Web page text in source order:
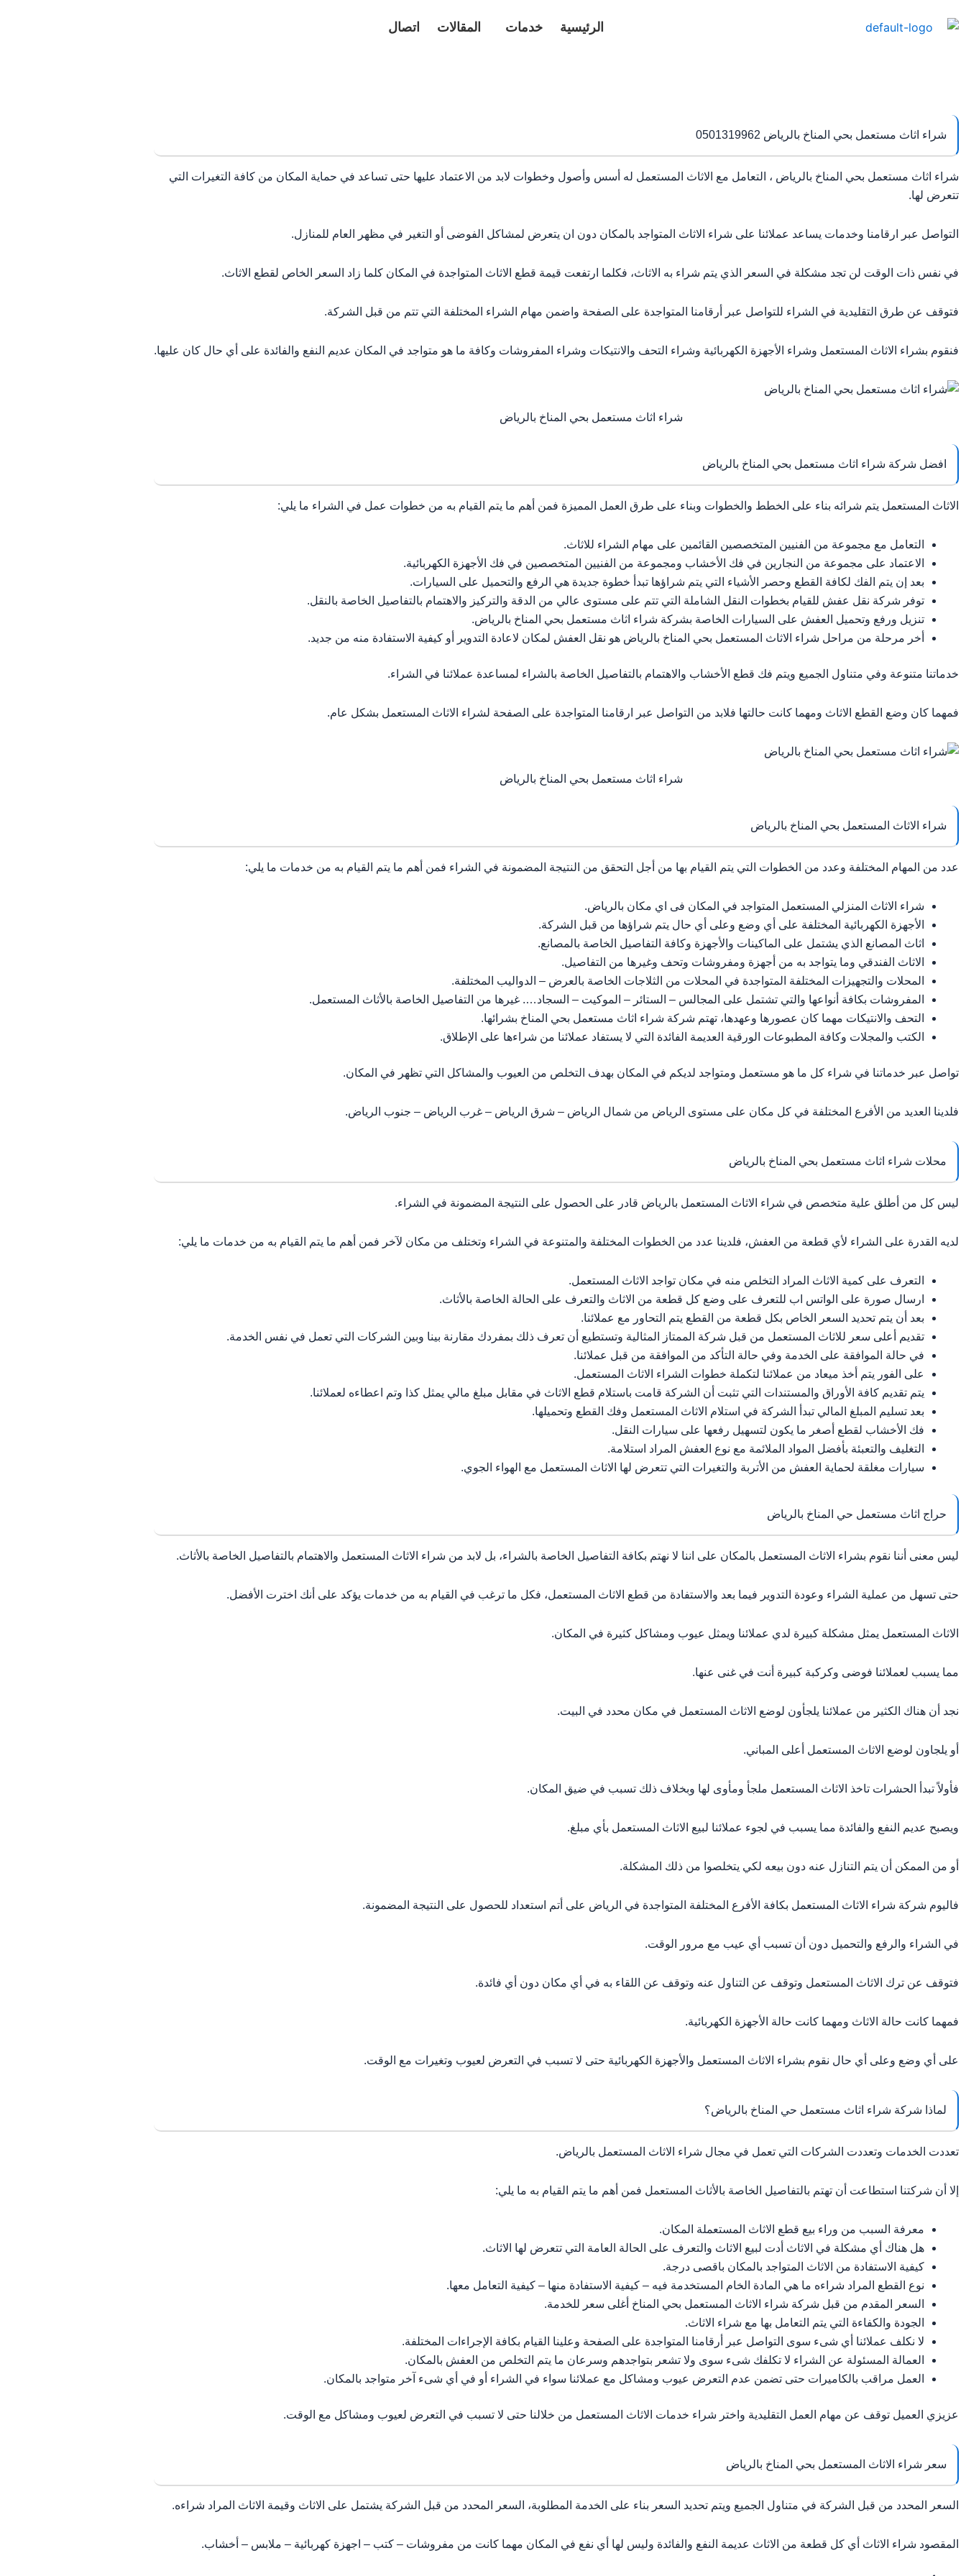
إلى
الرئيسية خدمات المقالات اتصال
شراء اثاث مستعمل بحي المناخ بالرياض 0501319962
شراء اثاث مستعمل بحي المناخ بالرياض ، التعامل مع الاثاث المستعمل له أسس وأصول وخطوات لابد من الاعتماد عليها حتى تساعد في حماية المكان من كافة التغيرات التي
تتعرض لها.
التواصل عبر ارقامنا وخدمات يساعد عملائنا على شراء الاثاث المتواجد بالمكان دون ان يتعرض لمشاكل الفوضى أو التغير في مظهر العام للمنازل.
في نفس ذات الوقت لن تجد مشكلة في السعر الذي يتم شراء به الاثاث، فكلما ارتفعت قيمة قطع الاثاث المتواجدة في المكان كلما زاد السعر الخاص لقطع الاثاث.
فتوقف عن طرق التقليدية في الشراء للتواصل عبر أرقامنا المتواجدة على الصفحة واضمن مهام الشراء المختلفة التي تتم من قبل الشركة.
فنقوم بشراء الاثاث المستعمل وشراء الأجهزة الكهربائية وشراء التحف والانتيكات وشراء المفروشات وكافة ما هو متواجد في المكان عديم النفع والفائدة على أي حال كان عليها.
شراء اثاث مستعمل بحي المناخ بالرياض
افضل شركة شراء اثاث مستعمل بحي المناخ بالرياض
الاثاث المستعمل يتم شرائه بناء على الخطط والخطوات وبناء على طرق العمل المميزة فمن أهم ما يتم القيام به من خطوات عمل في الشراء ما يلي:
التعامل مع مجموعة من الفنيين المتخصصين القائمين على مهام الشراء للاثاث.
الاعتماد على مجموعة من النجارين في فك الأخشاب ومجموعة من الفنيين المتخصصين في فك الأجهزة الكهربائية.
بعد إن يتم الفك لكافة القطع وحصر الأشياء التي يتم شراؤها تبدأ خطوة جديدة هي الرفع والتحميل على السيارات.
توفر شركة نقل عفش للقيام بخطوات النقل الشاملة التي تتم على مستوى عالي من الدقة والتركيز والاهتمام بالتفاصيل الخاصة بالنقل.
تنزيل ورفع وتحميل العفش على السيارات الخاصة بشركة شراء اثاث مستعمل بحي المناخ بالرياض.
أخر مرحلة من مراحل شراء الاثاث المستعمل بحي المناخ بالرياض هو نقل العفش لمكان لاعادة التدوير أو كيفية الاستفادة منه من جديد.
خدماتنا متنوعة وفي متناول الجميع ويتم فك قطع الأخشاب والاهتمام بالتفاصيل الخاصة بالشراء لمساعدة عملائنا في الشراء.
فمهما كان وضع القطع الاثاث ومهما كانت حالتها فلابد من التواصل عبر ارقامنا المتواجدة على الصفحة لشراء الاثاث المستعمل بشكل عام.
شراء اثاث مستعمل بحي المناخ بالرياض
شراء الاثاث المستعمل بحي المناخ بالرياض
عدد من المهام المختلفة وعدد من الخطوات التي يتم القيام بها من أجل التحقق من النتيجة المضمونة في الشراء فمن أهم ما يتم القيام به من خدمات ما يلي:
شراء الاثاث المنزلي المستعمل المتواجد في المكان فى اي مكان بالرياض.
الأجهزة الكهربائية المختلفة على أي وضع وعلى أي حال يتم شراؤها من قبل الشركة.
اثاث المصانع الذي يشتمل على الماكينات والأجهزة وكافة التفاصيل الخاصة بالمصانع.
الاثاث الفندقي وما يتواجد به من أجهزة ومفروشات وتحف وغيرها من التفاصيل.
المحلات والتجهيزات المختلفة المتواجدة في المحلات من الثلاجات الخاصة بالعرض – الدواليب المختلفة.
المفروشات بكافة أنواعها والتي تشتمل على المجالس – الستائر – الموكيت – السجاد…. غيرها من التفاصيل الخاصة بالأثاث المستعمل.
التحف والانتيكات مهما كان عصورها وعهدها، تهتم شركة شراء اثاث مستعمل بحي المناخ بشرائها.
الكتب والمجلات وكافة المطبوعات الورقية العديمة الفائدة التي لا يستفاد عملائنا من شراءها على الإطلاق.
تواصل عبر خدماتنا في شراء كل ما هو مستعمل ومتواجد لديكم في المكان بهدف التخلص من العيوب والمشاكل التي تظهر في المكان.
فلدينا العديد من الأفرع المختلفة في كل مكان على مستوى الرياض من شمال الرياض – شرق الرياض – غرب الرياض – جنوب الرياض.
محلات شراء اثاث مستعمل بحي المناخ بالرياض
ليس كل من أطلق علية متخصص في شراء الاثاث المستعمل بالرياض قادر على الحصول على النتيجة المضمونة في الشراء.
لديه القدرة على الشراء لأي قطعة من العفش، فلدينا عدد من الخطوات المختلفة والمتنوعة في الشراء وتختلف من مكان لآخر فمن أهم ما يتم القيام به من خدمات ما يلي:
التعرف على كمية الاثاث المراد التخلص منه في مكان تواجد الاثاث المستعمل.
ارسال صورة على الواتس اب للتعرف على وضع كل قطعة من الاثاث والتعرف على الحالة الخاصة بالأثاث.
بعد أن يتم تحديد السعر الخاص بكل قطعة من القطع يتم التحاور مع عملائنا.
تقديم أعلى سعر للاثاث المستعمل من قبل شركة الممتاز المثالية وتستطيع أن تعرف ذلك بمفردك مقارنة بينا وبين الشركات التي تعمل في نفس الخدمة.
في حالة الموافقة على الخدمة وفي حالة التأكد من الموافقة من قبل عملائنا.
على الفور يتم أخذ ميعاد من عملائنا لتكملة خطوات الشراء الاثاث المستعمل.
يتم تقديم كافة الأوراق والمستندات التي تثبت أن الشركة قامت باستلام قطع الاثاث في مقابل مبلغ مالي يمثل كذا وتم اعطاءه لعملائنا.
بعد تسليم المبلغ المالي تبدأ الشركة في استلام الاثاث المستعمل وفك القطع وتحميلها.
فك الأخشاب لقطع أصغر ما يكون لتسهيل رفعها على سيارات النقل.
التغليف والتعبئة بأفضل المواد الملائمة مع نوع العفش المراد استلامة.
سيارات مغلقة لحماية العفش من الأتربة والتغيرات التي تتعرض لها الاثاث المستعمل مع الهواء الجوي.
حراج اثاث مستعمل حي المناخ بالرياض
ليس معنى أننا نقوم بشراء الاثاث المستعمل بالمكان على اننا لا نهتم بكافة التفاصيل الخاصة بالشراء، بل لابد من شراء الاثاث المستعمل والاهتمام بالتفاصيل الخاصة بالأثاث.
حتى تسهل من عملية الشراء وعودة التدوير فيما بعد والاستفادة من قطع الاثاث المستعمل، فكل ما ترغب في القيام به من خدمات يؤكد على أنك اخترت الأفضل.
الاثاث المستعمل يمثل مشكلة كبيرة لدي عملائنا ويمثل عيوب ومشاكل كثيرة في المكان.
مما يسبب لعملائنا فوضى وكركبة كبيرة أنت في غنى عنها.
نجد أن هناك الكثير من عملائنا يلجأون لوضع الاثاث المستعمل في مكان محدد في البيت.
أو يلجاون لوضع الاثاث المستعمل أعلى المباني.
فأولاً تبدأ الحشرات تاخذ الاثاث المستعمل ملجأ ومأوى لها وبخلاف ذلك تسبب في ضيق المكان.
ويصبح عديم النفع والفائدة مما يسبب في لجوء عملائنا لبيع الاثاث المستعمل بأي مبلغ.
أو من الممكن أن يتم التنازل عنه دون بيعه لكي يتخلصوا من ذلك المشكلة.
فاليوم شركة شراء الاثاث المستعمل بكافة الأفرع المختلفة المتواجدة في الرياض على أتم استعداد للحصول على النتيجة المضمونة.
في الشراء والرفع والتحميل دون أن تسبب أي عيب مع مرور الوقت.
فتوقف عن ترك الاثاث المستعمل وتوقف عن التناول عنه وتوقف عن اللقاء به في أي مكان دون أي فائدة.
فمهما كانت حالة الاثاث ومهما كانت حالة الأجهزة الكهربائية.
على أي وضع وعلى أي حال نقوم بشراء الاثاث المستعمل والأجهزة الكهربائية حتى لا تسبب في التعرض لعيوب وتغيرات مع الوقت.
لماذا شركة شراء اثاث مستعمل حي المناخ بالرياض؟
تعددت الخدمات وتعددت الشركات التي تعمل في مجال شراء الاثاث المستعمل بالرياض.
إلا أن شركتنا استطاعت أن تهتم بالتفاصيل الخاصة بالأثاث المستعمل فمن أهم ما يتم القيام به ما يلي:
معرفة السبب من وراء بيع قطع الاثاث المستعملة المكان.
هل هناك أي مشكلة في الاثاث أدت لبيع الاثاث والتعرف على الحالة العامة التي تتعرض لها الاثاث.
كيفية الاستفادة من الاثاث المتواجد بالمكان باقصى درجة.
نوع القطع المراد شراءه ما هي المادة الخام المستخدمة فيه – كيفية الاستفادة منها – كيفية التعامل معها.
السعر المقدم من قبل شركة شراء الاثاث المستعمل بحي المناخ أغلى سعر للخدمة.
الجودة والكفاءة التي يتم التعامل بها مع شراء الاثاث.
لا نكلف عملائنا أي شىء سوى التواصل عبر أرقامنا المتواجدة على الصفحة وعلينا القيام بكافة الإجراءات المختلفة.
العمالة المسئولة عن الشراء لا تكلفك شىء سوى ولا تشعر بتواجدهم وسرعان ما يتم التخلص من العفش بالمكان.
العمل مراقب بالكاميرات حتى تضمن عدم التعرض عيوب ومشاكل مع عملائنا سواء في الشراء أو في أي شىء آخر متواجد بالمكان.
عزيزي العميل توقف عن مهام العمل التقليدية واختر شراء خدمات الاثاث المستعمل من خلالنا حتى لا تسبب في التعرض لعيوب ومشاكل مع الوقت.
سعر شراء الاثاث المستعمل بحي المناخ بالرياض
السعر المحدد من قبل الشركة في متناول الجميع ويتم تحديد السعر بناء على الخدمة المطلوبة، السعر المحدد من قبل الشركة يشتمل على الاثاث وقيمة الاثاث المراد شراءه.
المقصود شراء الاثاث أي كل قطعة من الاثاث عديمة النفع والفائدة وليس لها أي نفع في المكان مهما كانت من مفروشات – كتب – اجهزة كهربائية – ملابس – أخشاب.